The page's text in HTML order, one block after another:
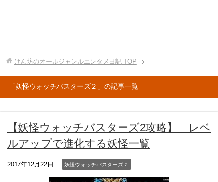
けん坊のオールジャンルエンタメ日記TOP
「妖怪ウォッチバスターズ２」の記事一覧
【妖怪ウォッチバスターズ2攻略】 レベ
ルアップで進化する妖怪一覧
2017年12月22日 妖怪ウォッチバスターズ２